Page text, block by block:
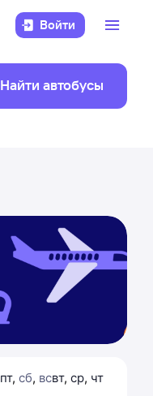
Войти
Найти автобусы
пт, сб, всвт, ср, чт